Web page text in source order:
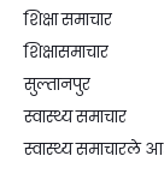
शिक्षा समाचार
शिक्षासमाचार
सुल्तानपुर
स्वास्थ्य समाचार
स्वास्थ्य समाचारले